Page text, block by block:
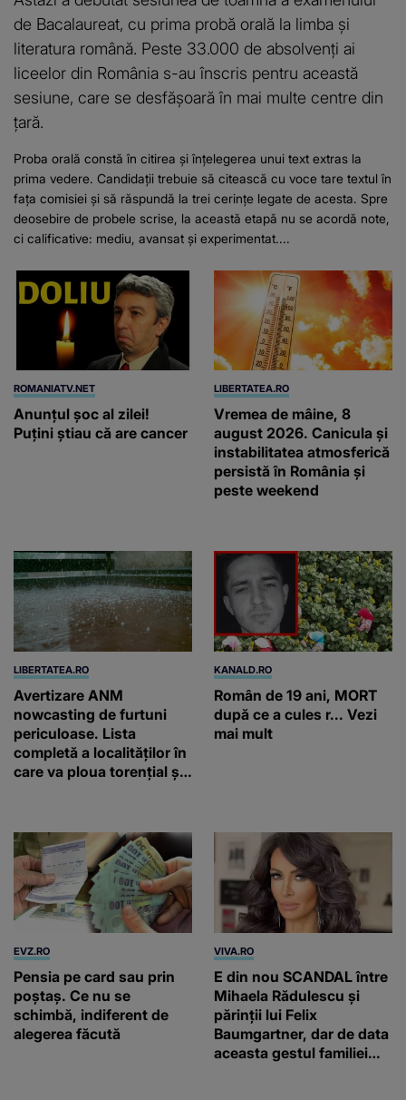
de Bacalaureat, cu prima probă orală la limba și
literatura română. Peste 33.000 de absolvenți ai
liceelor din România s-au înscris pentru această
sesiune, care se desfășoară în mai multe centre din
țară.
Proba orală constă în citirea și înțelegerea unui text extras la
prima vedere. Candidații trebuie să citească cu voce tare textul în
fața comisiei și să răspundă la trei cerințe legate de acesta. Spre
deosebire de probele scrise, la această etapă nu se acordă note,
ci calificative: mediu, avansat și experimentat....
ROMANIATV.NET
Anunţul şoc al zilei!
Puţini ştiau că are cancer
LIBERTATEA.RO
Vremea de mâine, 8
august 2026. Canicula și
instabilitatea atmosferică
persistă în România și
peste weekend
LIBERTATEA.RO
Avertizare ANM
nowcasting de furtuni
periculoase. Lista
completă a localităților în
care va ploua torențial și
KANALD.RO
Român de 19 ani, MORT
după ce a cules r... Vezi
mai mult
EVZ.RO
Pensia pe card sau prin
poștaș. Ce nu se
schimbă, indiferent de
alegerea făcută
VIVA.RO
E din nou SCANDAL între
Mihaela Rădulescu și
părinții lui Felix
Baumgartner, dar de data
aceasta gestul familiei